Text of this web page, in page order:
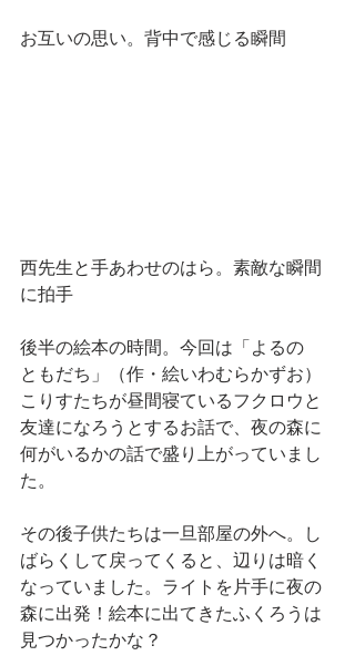
お互いの思い。背中で感じる瞬間
西先生と手あわせのはら。素敵な瞬間
に拍手
後半の絵本の時間。今回は「よるの
ともだち」（作・絵いわむらかずお）
こりすたちが昼間寝ているフクロウと
友達になろうとするお話で、夜の森に
何がいるかの話で盛り上がっていまし
た。
その後子供たちは一旦部屋の外へ。し
ばらくして戻ってくると、辺りは暗く
なっていました。ライトを片手に夜の
森に出発！絵本に出てきたふくろうは
見つかったかな？